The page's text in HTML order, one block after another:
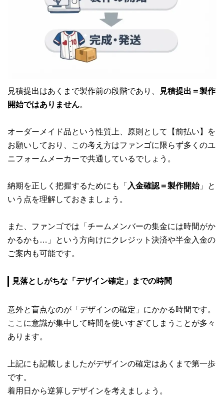
見積提出はあくまで製作前の段階であり、
見積提出＝製作
開始ではありません。
オーダーメイド品という性質上、原則として【前払い】を
お願いしており、この考え方はファンゴに限らず多くのユ
ニフォームメーカーで共通しているでしょう。
納期を正しく把握するためにも「 入金確認＝製作開始」と
いう点を理解しておきましょう。
また、ファンゴでは「チームメンバーの集金には時間がか
かるかも…」という方向けにクレジット決済や半金入金の
ご案内も可能です。
見落としがちな「デザイン確定」までの時間
意外と盲点なのが「デザインの確定」にかかる時間です。
ここに意識が集中して時間を使いすぎてしまうことが多々
あります。
上記にも記載しましたがデザインの確定はあくまで第一歩
です。
着用日から逆算しデザインを考えましょう。